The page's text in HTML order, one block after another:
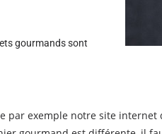
gourmands sont
par exemple notre site